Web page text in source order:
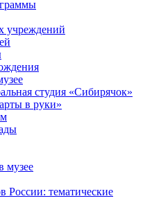
учреждений
студия «Сибирячок»
в руки»
музее
России: тематические